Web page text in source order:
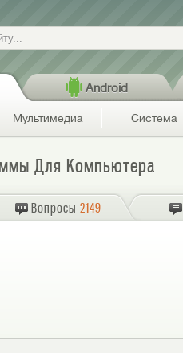
Android
Мультимедиа Система
Для Компьютера
Вопросы 2149